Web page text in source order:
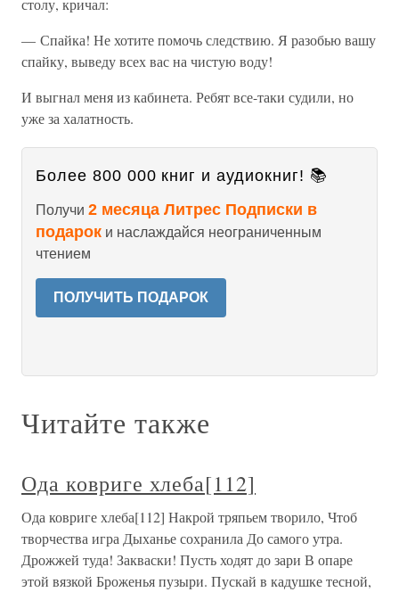
столу, кричал:
— Спайка! Не хотите помочь следствию. Я разобью вашу
спайку, выведу всех вас на чистую воду!
И выгнал меня из кабинета. Ребят все-таки судили, но
уже за халатность.
Более 800 000 книг и аудиокниг! 📚
Получи 2 месяца Литрес Подписки в
подарок и наслаждайся неограниченным
чтением
ПОЛУЧИТЬ ПОДАРОК
Читайте также
Ода ковриге хлеба[112]
Ода ковриге хлеба[112] Накрой тряпьем творило, Чтоб
творчества игра Дыханье сохранила До самого утра.
Дрожжей туда! Закваски! Пусть ходят до зари В опаре
этой вязкой Броженья пузыри. Пускай в кадушке тесной,